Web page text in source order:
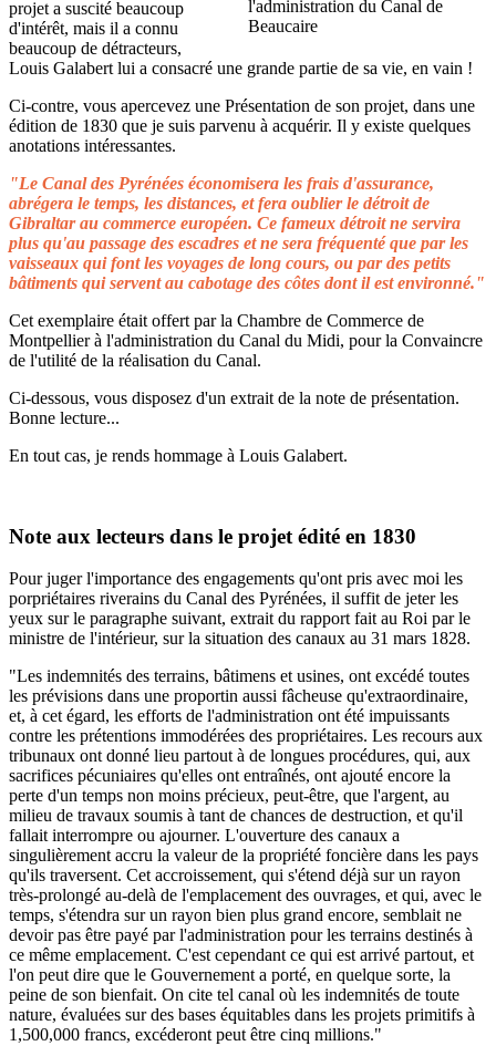
projet a suscité beaucoup
d'intérêt, mais il a connu
beaucoup de détracteurs,
Louis Galabert lui a consacré une grande partie de sa vie, en vain !
Ci-contre, vous apercevez une Présentation de son projet, dans une
édition de 1830 que je suis parvenu à acquérir. Il y existe quelques
anotations intéressantes.
"Le Canal des Pyrénées économisera les frais d'assurance,
abrégera le temps, les distances, et fera oublier le détroit de
Gibraltar au commerce européen. Ce fameux détroit ne servira
plus qu'au passage des escadres et ne sera fréquenté que par les
vaisseaux qui font les voyages de long cours, ou par des petits
bâtiments qui servent au cabotage des côtes dont il est environné."
Cet exemplaire était offert par la Chambre de Commerce de
Montpellier à l'administration du Canal du Midi, pour la Convaincre
de l'utilité de la réalisation du Canal.
Ci-dessous, vous disposez d'un extrait de la note de présentation.
Bonne lecture...
En tout cas, je rends hommage à Louis Galabert.
Note aux lecteurs dans le projet édité en 1830
Pour juger l'importance des engagements qu'ont pris avec moi les
porpriétaires riverains du Canal des Pyrénées, il suffit de jeter les
yeux sur le paragraphe suivant, extrait du rapport fait au Roi par le
ministre de l'intérieur, sur la situation des canaux au 31 mars 1828.
"Les indemnités des terrains, bâtimens et usines, ont excédé toutes
les prévisions dans une proportin aussi fâcheuse qu'extraordinaire,
et, à cet égard, les efforts de l'administration ont été impuissants
contre les prétentions immodérées des propriétaires. Les recours aux
tribunaux ont donné lieu partout à de longues procédures, qui, aux
sacrifices pécuniaires qu'elles ont entraînés, ont ajouté encore la
perte d'un temps non moins précieux, peut-être, que l'argent, au
milieu de travaux soumis à tant de chances de destruction, et qu'il
fallait interrompre ou ajourner. L'ouverture des canaux a
singulièrement accru la valeur de la propriété foncière dans les pays
qu'ils traversent. Cet accroissement, qui s'étend déjà sur un rayon
très-prolongé au-delà de l'emplacement des ouvrages, et qui, avec le
temps, s'étendra sur un rayon bien plus grand encore, semblait ne
devoir pas être payé par l'administration pour les terrains destinés à
ce même emplacement. C'est cependant ce qui est arrivé partout, et
l'on peut dire que le Gouvernement a porté, en quelque sorte, la
peine de son bienfait. On cite tel canal où les indemnités de toute
nature, évaluées sur des bases équitables dans les projets primitifs à
1,500,000 francs, excéderont peut être cinq millions."